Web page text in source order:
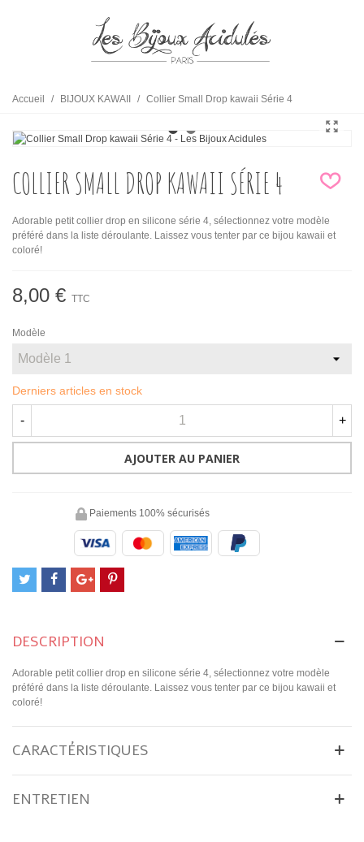
Accueil / BIJOUX KAWAII / Collier Small Drop kawaii Série 4
COLLIER SMALL DROP KAWAII SÉRIE 4
Adorable petit collier drop en silicone série 4, sélectionnez votre modèle
préféré dans la liste déroulante. Laissez vous tenter par ce bijou kawaii et
coloré!
8,00 € TTC
Modèle
Derniers articles en stock
- +
AJOUTER AU PANIER
Paiements 100% sécurisés
DESCRIPTION
Adorable petit collier drop en silicone série 4, sélectionnez votre modèle
préféré dans la liste déroulante. Laissez vous tenter par ce bijou kawaii et
coloré!
CARACTÉRISTIQUES
ENTRETIEN